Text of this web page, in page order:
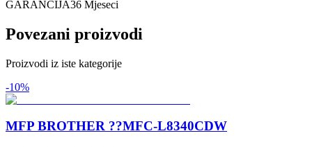
GARANCIJA36 Mjeseci
Povezani proizvodi
Proizvodi iz iste kategorije
-10%
MFP BROTHER ??MFC-L8340CDW